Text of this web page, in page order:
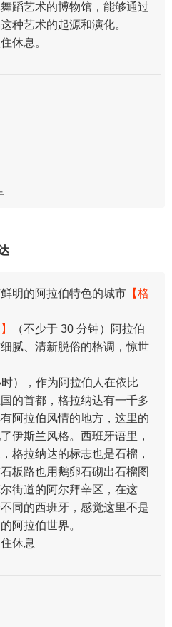
蹈艺术的博物馆，能够通过
种艺术的起源和演化。
休息。
明的阿拉伯特色的城市 【格
（不少于 30 分钟）阿拉伯
腻、清新脱俗的格调，惊世
时），作为阿拉伯人在依比
的首都，格拉纳达有一千多
阿拉伯风情的地方，这里的
伊斯兰风格。西班牙语里，
格拉纳达的标志也是石榴，
板路也用鹅卵石砌出石榴图
街道的阿尔拜辛区，在这
同的西班牙，感觉这里不是
阿拉伯世界。
休息